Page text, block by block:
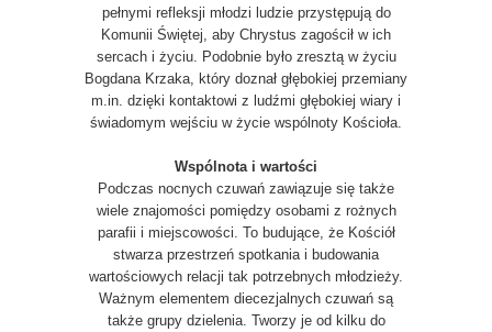
pełnymi refleksji młodzi ludzie przystępują do
Komunii Świętej, aby Chrystus zagościł w ich
sercach i życiu. Podobnie było zresztą w życiu
Bogdana Krzaka, który doznał głębokiej przemiany
m.in. dzięki kontaktowi z ludźmi głębokiej wiary i
świadomym wejściu w życie wspólnoty Kościoła.
Wspólnota i wartości
Podczas nocnych czuwań zawiązuje się także
wiele znajomości pomiędzy osobami z rożnych
parafii i miejscowości. To budujące, że Kościół
stwarza przestrzeń spotkania i budowania
wartościowych relacji tak potrzebnych młodzieży.
Ważnym elementem diecezjalnych czuwań są
także grupy dzielenia. Tworzy je od kilku do